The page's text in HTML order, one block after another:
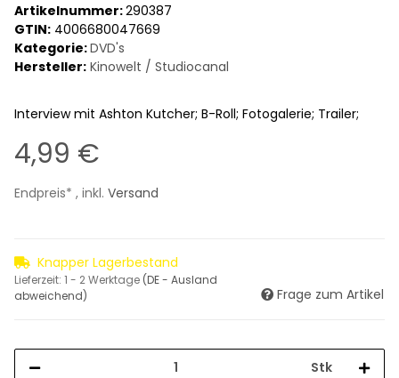
Artikelnummer:290387
GTIN: 4006680047669
Kategorie:DVD's
Hersteller: Kinowelt / Studiocanal
Interview mit Ashton Kutcher; B-Roll; Fotogalerie; Trailer;
4,99 €
Endpreis* , inkl. Versand
Knapper Lagerbestand
Lieferzeit: 1 - 2 Werktage (DE - Ausland
abweichend)
Frage zum Artikel
Stk